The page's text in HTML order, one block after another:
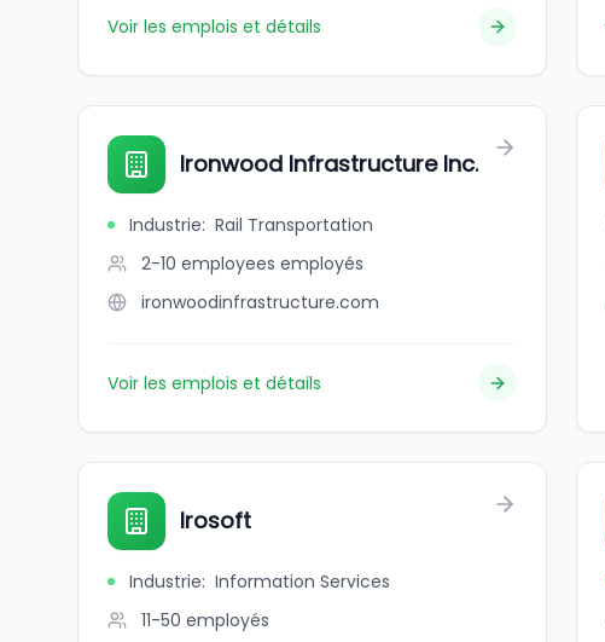
Voir les emplois et détails
Ironwood Infrastructure Inc.
Industrie: Rail Transportation
2-10 employees employés
ironwoodinfrastructure.com
Voir les emplois et détails
Irosoft
Industrie: Information Services
11-50 employés